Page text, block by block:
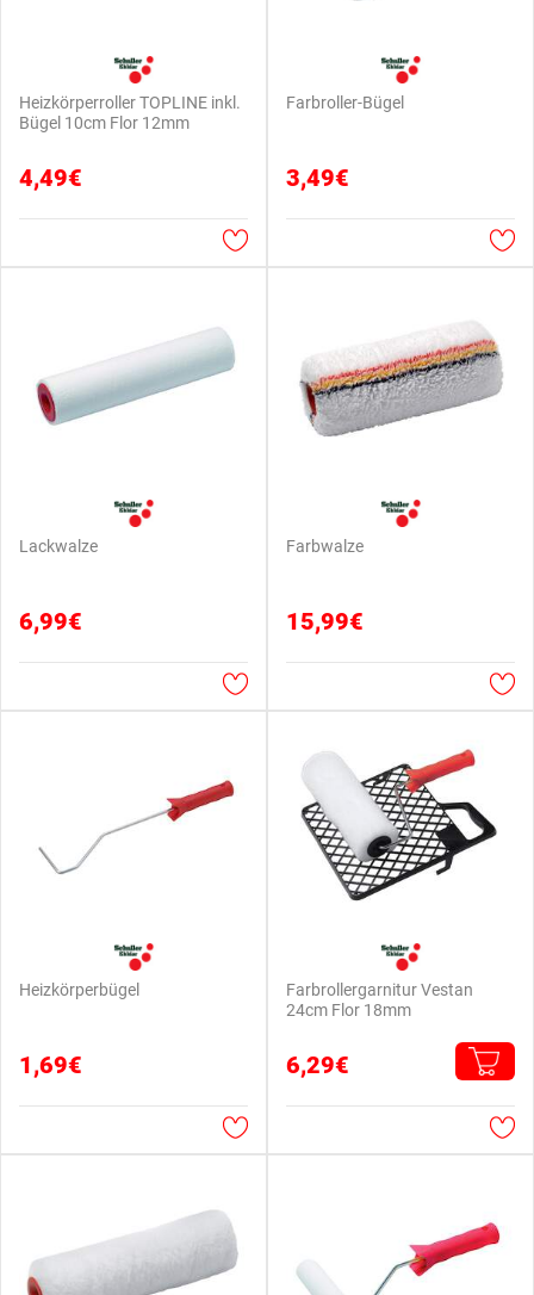
Heizkörperroller TOPLINE inkl.
Bügel 10cm Flor 12mm
4,49€
Farbroller-Bügel
3,49€
Lackwalze
6,99€
Farbwalze
15,99€
Heizkörperbügel
1,69€
Farbrollergarnitur Vestan
24cm Flor 18mm
6,29€